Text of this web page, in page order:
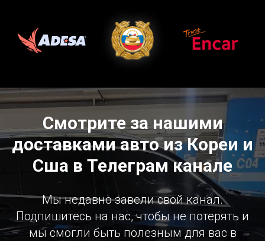
Смотрите за нашими
доставками авто из Кореи и
Сша в Телеграм канале
Мы недавно завели свой канал.
Подпишитесь на нас, чтобы не потерять и
мы смогли быть полезным для вас в